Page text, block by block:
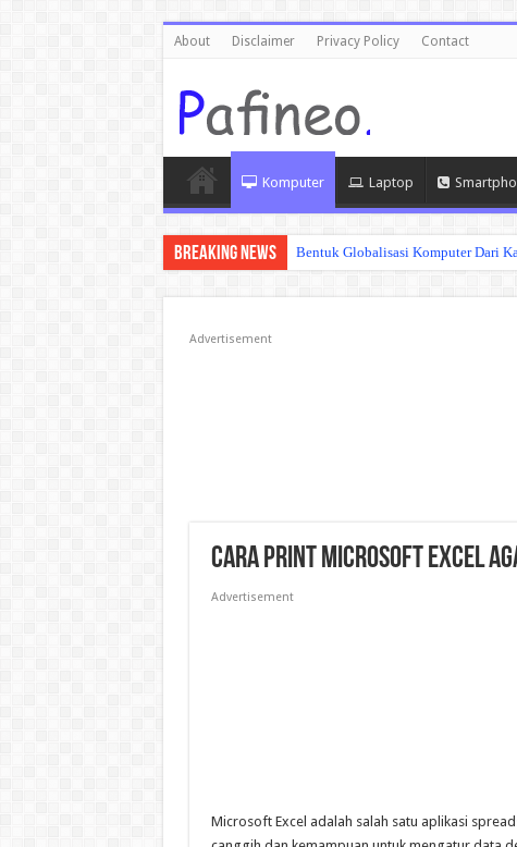
About Disclaimer Privacy Policy Contact
Komputer Laptop
Breaking News Bentuk Globalisasi Komputer Dari
Advertisement
Cara Print Microsoft Excel
Advertisement
Microsoft Excel adalah salah satu aplikasi